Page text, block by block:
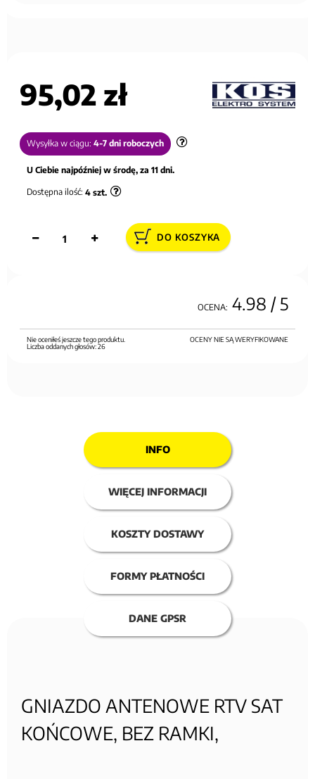
95,02 zł
Wysyłka w ciągu: 4-7 dni roboczych
U Ciebie najpóźniej w środę, za 11 dni.
Dostępna ilość: 4 szt.
DO KOSZYKA
OCENA: 4.98 / 5
OCENY NIE SĄ WERYFIKOWANE
Nie oceniłeś jeszcze tego produktu.
Liczba oddanych głosów:26
INFO
WIĘCEJ INFORMACJI
KOSZTY DOSTAWY
FORMY PŁATNOŚCI
DANE GPSR
GNIAZDO ANTENOWE RTV SAT
KOŃCOWE, BEZ RAMKI,